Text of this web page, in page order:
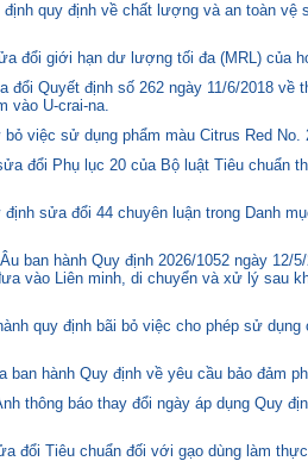
quy định về chất lượng và an toàn
đổi giới hạn dư lượng tối đa (MRL) của
đổi Quyết định số 262 ngày 11/6/2018
vào U-crai-na.
việc sử dụng phẩm màu Citrus Red
đổi Phụ lục 20 của Bộ luật Tiêu
sửa đổi 44 chuyên luận trong Danh
ban hành Quy định 2026/1052 ngày
vào Liên minh, di chuyển và xử lý sau
quy định bãi bỏ việc cho phép sử
ban hành Quy định về yêu cầu bảo đảm
thông báo thay đổi ngày áp dụng Quy
đổi Tiêu chuẩn đối với gạo dùng làm